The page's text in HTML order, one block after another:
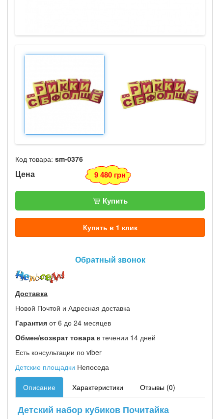
Код товара: sm-0376
Цена 9 480 грн
Купить
Купить в 1 клик
Обратный звонок
Доставка
Новой Почтой и Адресная доставка
Гарантия от 6 до 24 месяцев
Oбмен/возврат товара в течении 14 дней
Есть консультации по viber
Детские площадки Непоседа
Описание Характеристики Отзывы (0)
Детский набор кубиков Почитайка